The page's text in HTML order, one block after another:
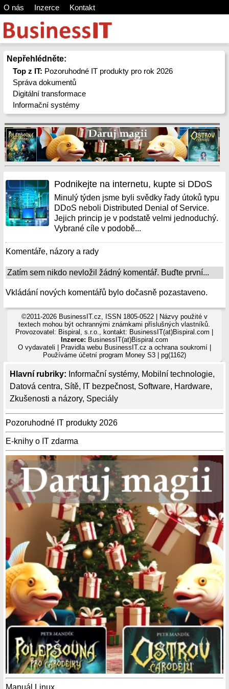
O nás Inzerce Kontakt
Nepřehlédněte:
Top z IT: Pozoruhodné IT produkty pro rok 2026
Správa dokumentů
Digitální transformace
Informační systémy
Hlavní rubriky: Informační systémy, Mobilní technologie,
Datová centra, Sítě, IT bezpečnost, Software, Hardware,
Zkušenosti a názory, Speciály
Pozoruhodné IT produkty 2026
E-knihy o IT zdarma
Manuál Linux
Podnikejte na internetu, kupte si DDoS
Minulý týden jsme byli svědky řady útoků typu
DDoS neboli Distributed Denial of Service.
Jejich princip je v podstatě velmi jednoduchý.
Vybrané cíle v podobě...
Komentáře, názory a rady
Zatím sem nikdo nevložil žádný komentář. Buďte první...
Vkládání nových komentářů bylo dočasně pozastaveno.
©2011-2026 BusinessIT.cz, ISSN 1805-0522 | Názvy použité v
textech mohou být ochrannými známkami příslušných vlastníků.
Provozovatel: Bispiral, s.r.o., kontakt: BusinessIT(at)Bispiral.com |
Inzerce: BusinessIT(at)Bispiral.com
O vydavateli
Pravidla webu BusinessIT.cz a ochrana soukromí|
Používáme účetní program Money S3| pg(1162)